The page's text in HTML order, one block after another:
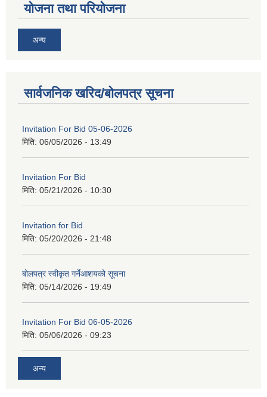
योजना तथा परियोजना
अन्य
सार्वजनिक खरिद/बोलपत्र सूचना
Invitation For Bid 05-06-2026
मिति: 06/05/2026 - 13:49
Invitation For Bid
मिति: 05/21/2026 - 10:30
Invitation for Bid
मिति: 05/20/2026 - 21:48
बोलपत्र स्वीकृत गर्नेआशयको सूचना
मिति: 05/14/2026 - 19:49
Invitation For Bid 06-05-2026
मिति: 05/06/2026 - 09:23
अन्य